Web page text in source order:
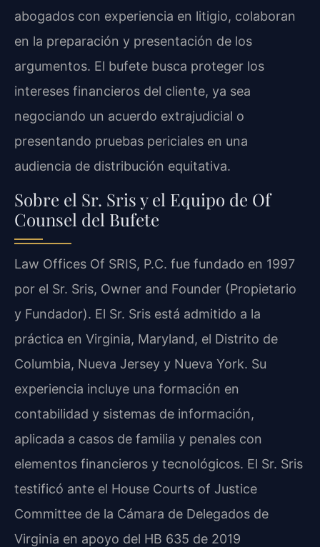
abogados con experiencia en litigio, colaboran
en la preparación y presentación de los
argumentos. El bufete busca proteger los
intereses financieros del cliente, ya sea
negociando un acuerdo extrajudicial o
presentando pruebas periciales en una
audiencia de distribución equitativa.
Sobre el Sr. Sris y el Equipo de Of
Counsel del Bufete
Law Offices Of SRIS, P.C. fue fundado en 1997
por el Sr. Sris, Owner and Founder (Propietario
y Fundador). El Sr. Sris está admitido a la
práctica en Virginia, Maryland, el Distrito de
Columbia, Nueva Jersey y Nueva York. Su
experiencia incluye una formación en
contabilidad y sistemas de información,
aplicada a casos de familia y penales con
elementos financieros y tecnológicos. El Sr. Sris
testificó ante el House Courts of Justice
Committee de la Cámara de Delegados de
Virginia en apoyo del HB 635 de 2019